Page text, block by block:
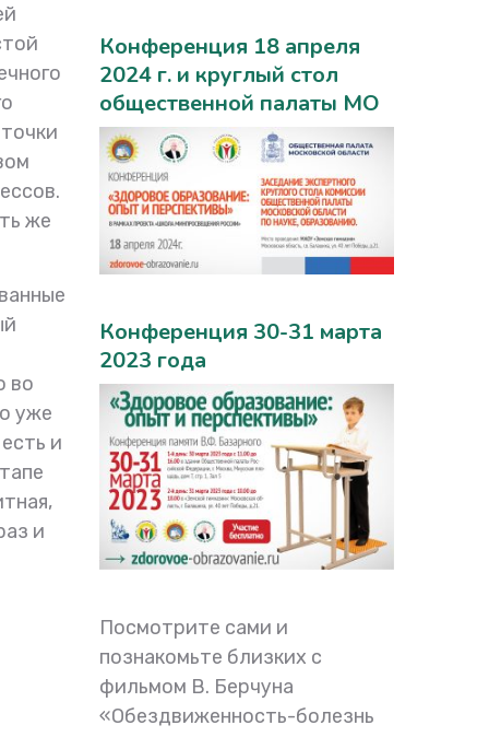
же
во
уже
и
и
Конференция 18 апреля
2024 г. и круглый стол
общественной палаты МО
Конференция 30-31 марта
2023 года
Посмотрите сами и
познакомьте близких с
фильмом В. Берчуна
«Обездвиженность-болезнь